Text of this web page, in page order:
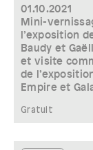
01.10.2021
Mini-
l’exposition
Baudy et
et visite
de
Empire et
Gratuit